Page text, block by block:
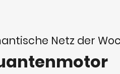
Netz der